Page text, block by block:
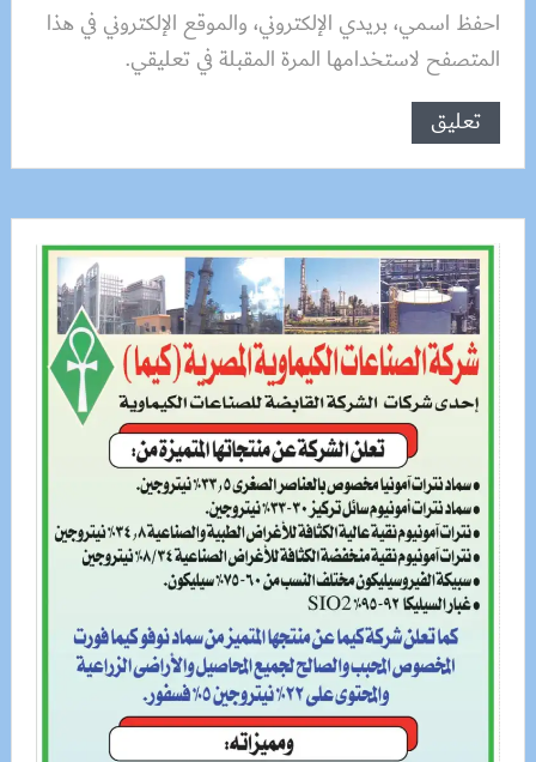
احفظ اسمي، بريدي الإلكتروني، والموقع الإلكتروني في هذا
المتصفح لاستخدامها المرة المقبلة في تعليقي.